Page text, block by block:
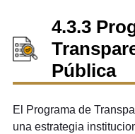
4.3.3
Pública
El Programa de
una estrategia